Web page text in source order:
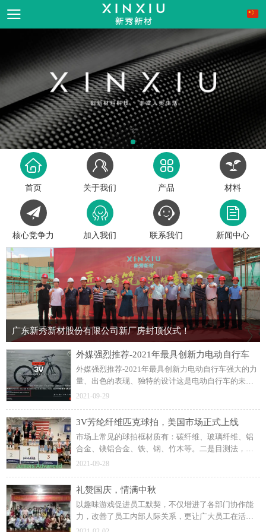
首页 关于我们 产品 材料
核心竞争力 加入我们 联系我们 新闻中心
广东新秀新材股份有限公司新厂房封顶仪式！
外媒强烈推荐-2021年最具创新力电动自行车
外媒强烈推荐-2021年最具创新力电动自行车强大的力
量、出色的表现、独特的设计这是电动自行车的未
来。科技结合碳纤维与芳纶纤维高端碳纤维自行车备
适至上。
2021-09-29
3V芳纶纤维匹克球拍，美国市场正式上线
市场上常见的球拍框材质有：碳纤维、玻璃纤维、铝
合金、镁铝合金、铁、钢、竹木等。二是目测法，看
看靠近拍面部分是否有黑层，是否有微锯齿状，芳纶
锯齿状。
2021-09-28
礼赞国庆，情满中秋
以趣味游戏促进员工默契，不仅增进了各部门协作能
力，改善了员工内部人际关系，更让广大员工在活动
中积极思考、创新，增添了节日的乐趣，受到公司员